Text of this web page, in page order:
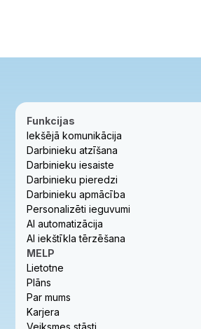
Funkcijas
Iekšējā komunikācija
Darbinieku atzīšana
Darbinieku iesaiste
Darbinieku pieredzi
Darbinieku apmācība
Personalizēti ieguvumi
AI automatizācija
AI iekštīkla tērzēšana
MELP
Lietotne
Plāns
Par mums
Karjera
Veiksmes stāsti